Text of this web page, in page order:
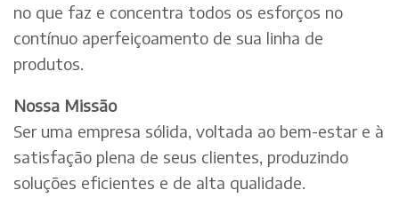
no que faz e concentra todos os esforços no
contínuo aperfeiçoamento de sua linha de
produtos.
Nossa Missão
Ser uma empresa sólida, voltada ao bem-estar e à
satisfação plena de seus clientes, produzindo
soluções eficientes e de alta qualidade.